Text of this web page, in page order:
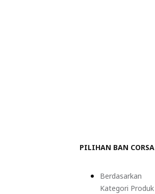
PILIHAN BAN CORSA
Berdasarkan
Kategori Produk